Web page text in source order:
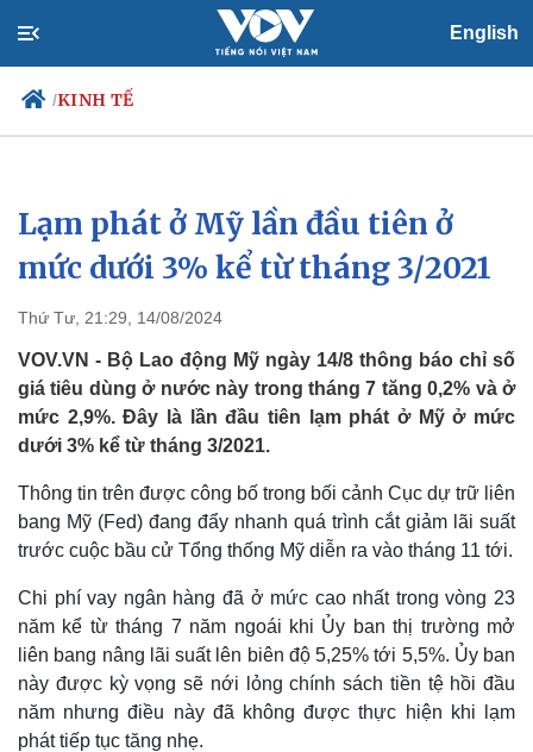
English
/KINH TẾ
Chính trị
Đảng
Tổ chức nhân sự
Nhận diện sự thật
Xã hội
Tin 24h
Dự báo thời tiết
Việc làm
Biển đảo
Lạm phát ở Mỹ lần đầu tiên ở
mức dưới 3% kể từ tháng 3/2021
Thứ Tư, 21:29, 14/08/2024
VOV.VN - Bộ Lao động Mỹ ngày 14/8 thông báo chỉ số
giá tiêu dùng ở nước này trong tháng 7 tăng 0,2% và ở
mức 2,9%. Đây là lần đầu tiên lạm phát ở Mỹ ở mức
dưới 3% kể từ tháng 3/2021.
Thông tin trên được công bố trong bối cảnh Cục dự trữ liên
bang Mỹ (Fed) đang đẩy nhanh quá trình cắt giảm lãi suất
trước cuộc bầu cử Tổng thống Mỹ diễn ra vào tháng 11 tới.
Chi phí vay ngân hàng đã ở mức cao nhất trong vòng 23
năm kể từ tháng 7 năm ngoái khi Ủy ban thị trường mở
liên bang nâng lãi suất lên biên độ 5,25% tới 5,5%. Ủy ban
này được kỳ vọng sẽ nới lỏng chính sách tiền tệ hồi đầu
năm nhưng điều này đã không được thực hiện khi lạm
phát tiếp tục tăng nhẹ.